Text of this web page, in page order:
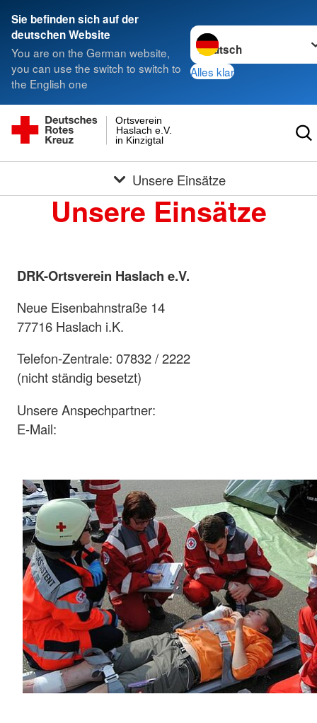
Sie befinden sich auf der
deutschen Website
You are on the German website,
you can use the switch to switch to
the English one
Sprache wechseln zu
Alles klar
in Kinzigtal
Haslach e.V.
Ortsverein
Unsere Einsätze
Unsere Einsätze
DRK-Ortsverein Haslach e.V.
Neue Eisenbahnstraße 14
77716 Haslach i.K.
Telefon-Zentrale: 07832 / 2222
(nicht ständig besetzt)
Unsere Anspechpartner:
E-Mail: